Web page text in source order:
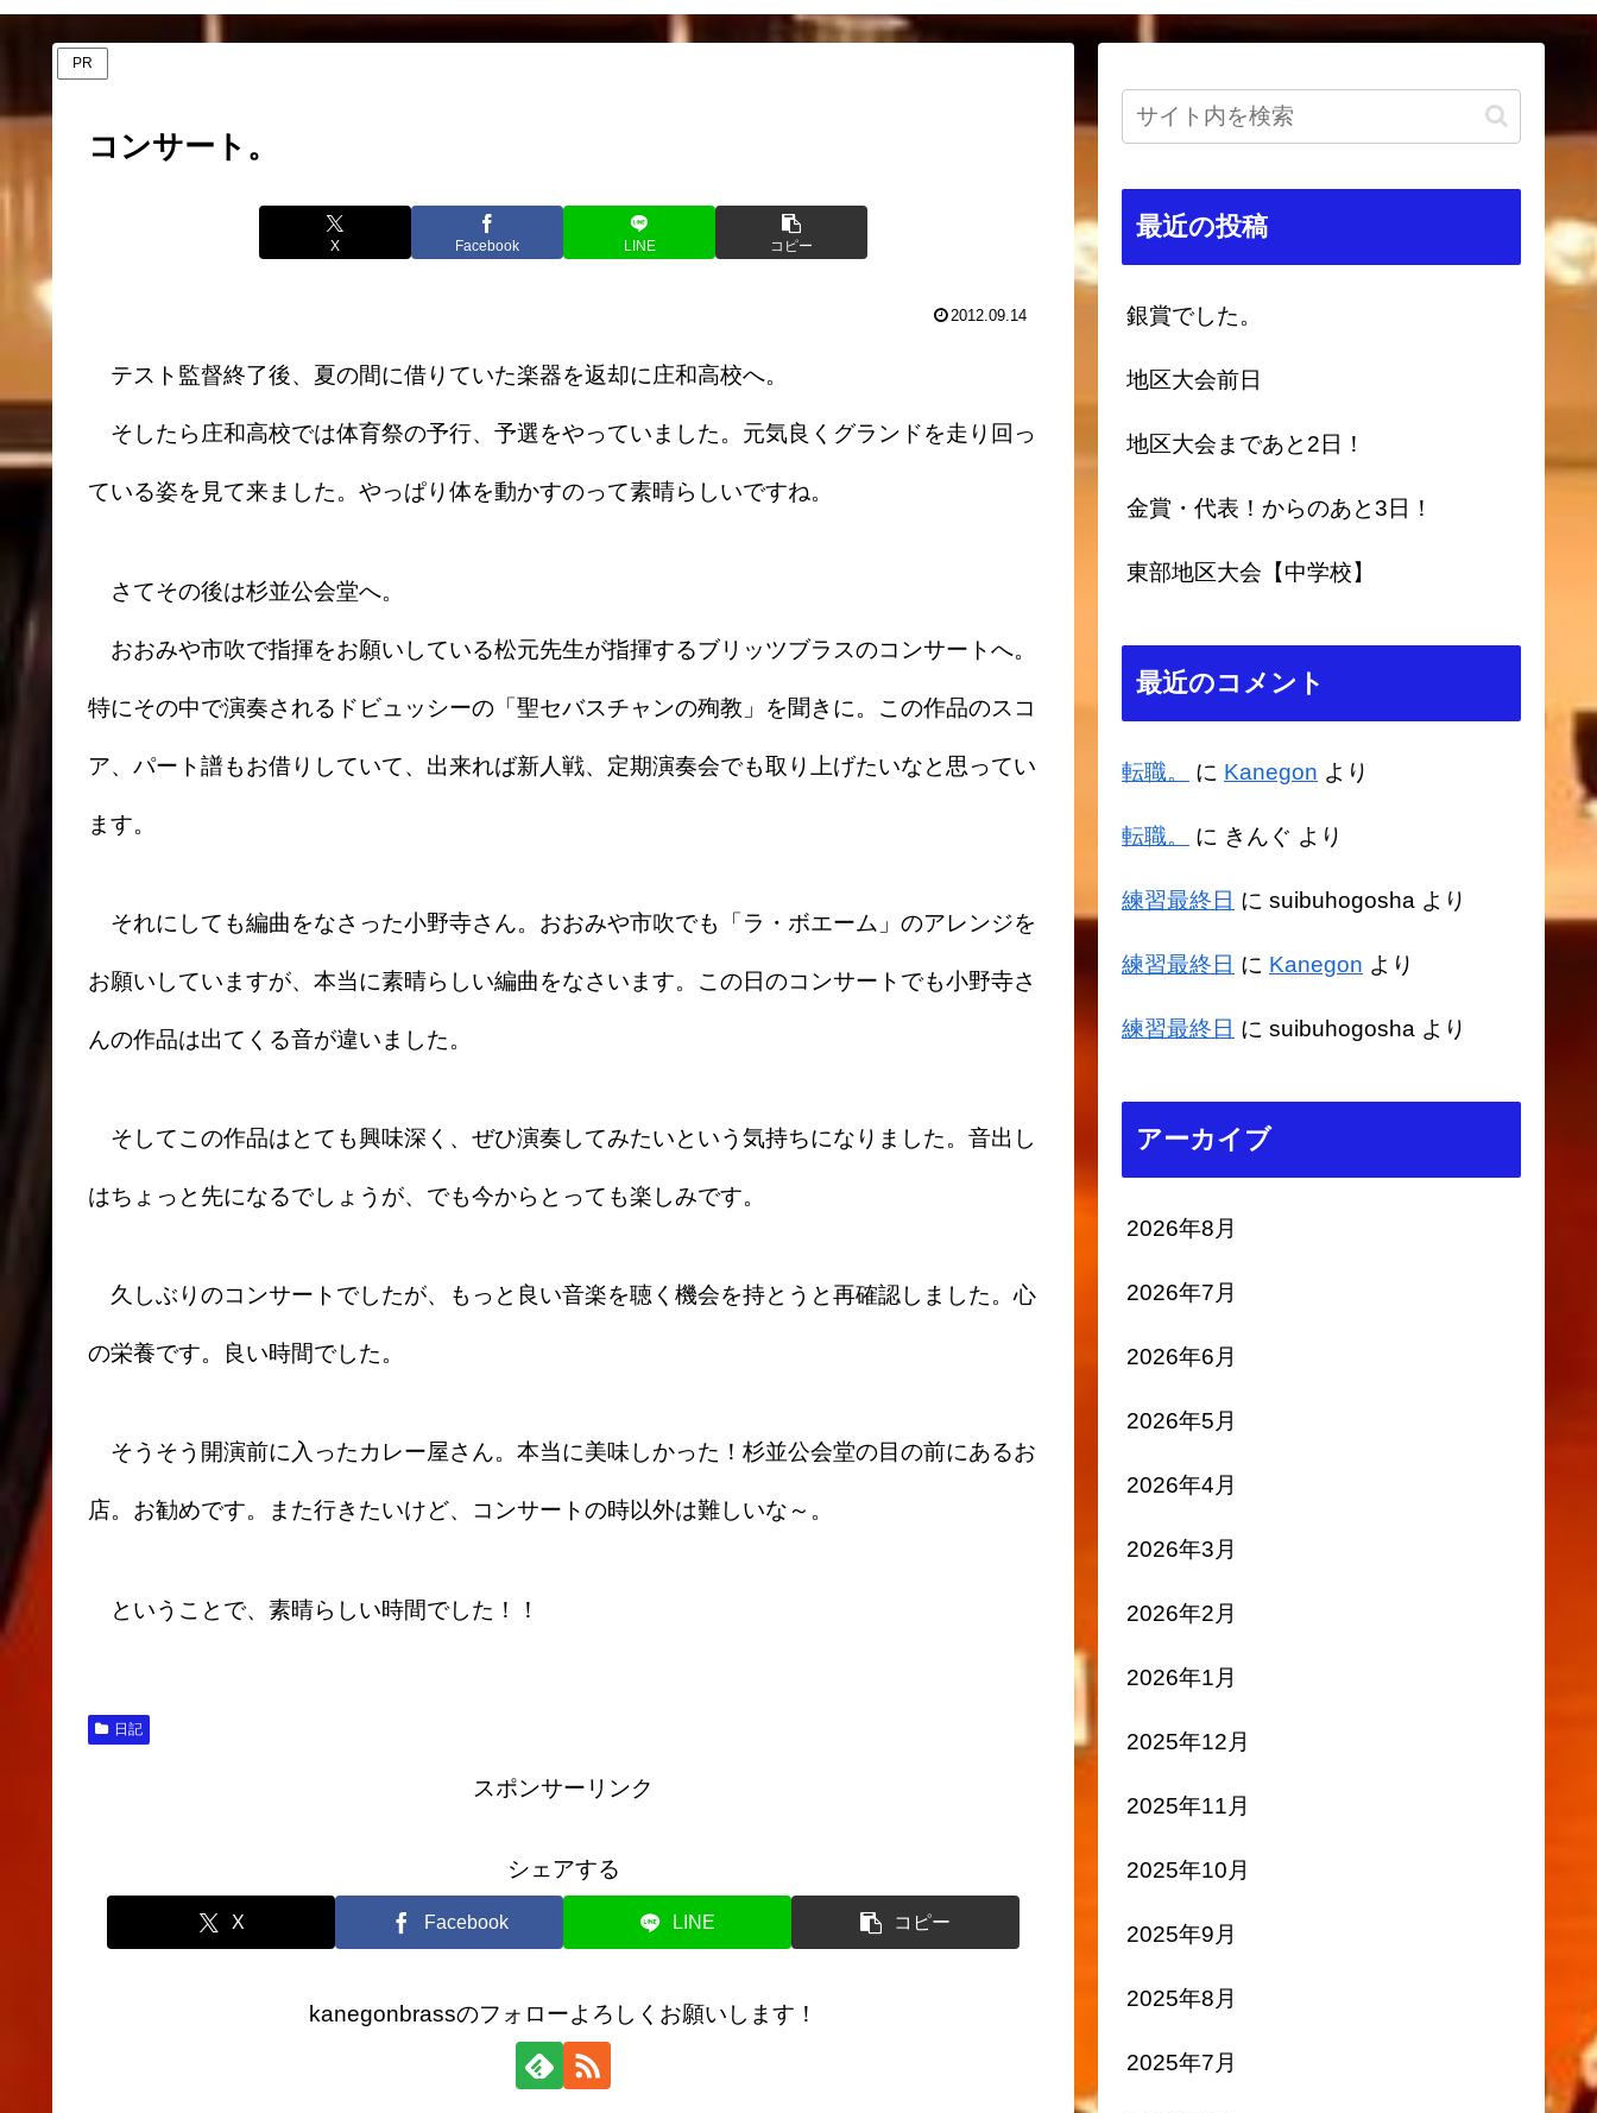
PR
コンサート。
X Facebook LINE コピー
2012.09.14
テスト監督終了後、夏の間に借りていた楽器を返却に庄和高校へ。
そしたら庄和高校では体育祭の予行、予選をやっていました。元気良くグランドを走り回っ
ている姿を見て来ました。やっぱり体を動かすのって素晴らしいですね。
さてその後は杉並公会堂へ。
おおみや市吹で指揮をお願いしている松元先生が指揮するブリッツブラスのコンサートへ。
特にその中で演奏されるドビュッシーの「聖セバスチャンの殉教」を聞きに。この作品のスコ
ア、パート譜もお借りしていて、出来れば新人戦、定期演奏会でも取り上げたいなと思ってい
ます。
それにしても編曲をなさった小野寺さん。おおみや市吹でも「ラ・ボエーム」のアレンジを
お願いしていますが、本当に素晴らしい編曲をなさいます。この日のコンサートでも小野寺さ
んの作品は出てくる音が違いました。
そしてこの作品はとても興味深く、ぜひ演奏してみたいという気持ちになりました。音出し
はちょっと先になるでしょうが、でも今からとっても楽しみです。
久しぶりのコンサートでしたが、もっと良い音楽を聴く機会を持とうと再確認しました。心
の栄養です。良い時間でした。
そうそう開演前に入ったカレー屋さん。本当に美味しかった！杉並公会堂の目の前にあるお
店。お勧めです。また行きたいけど、コンサートの時以外は難しいな～。
ということで、素晴らしい時間でした！！
日記
スポンサーリンク
シェアする
X Facebook LINE コピー
kanegonbrassのフォローよろしくお願いします！
最近の投稿
銀賞でした。
地区大会前日
地区大会まであと2日！
金賞・代表！からのあと3日！
東部地区大会【中学校】
最近のコメント
転職。 に Kanegon より
転職。 に きんぐ より
練習最終日 に suibuhogosha より
練習最終日 に Kanegon より
練習最終日 に suibuhogosha より
アーカイブ
2026年8月
2026年7月
2026年6月
2026年5月
2026年4月
2026年3月
2026年2月
2026年1月
2025年12月
2025年11月
2025年10月
2025年9月
2025年8月
2025年7月